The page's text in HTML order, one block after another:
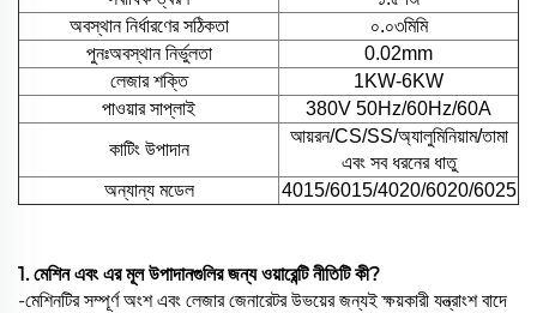
অবস্থান নির্ধারণের সঠিকতা
০.০৩মিমি
পুনঃঅবস্থান নির্ভুলতা
0.02mm
লেজার শক্তি
1KW-6KW
পাওয়ার সাপ্লাই
380V 50Hz/60Hz/60A
কাটিং উপাদান
আয়রন/CS/SS/অ্যালুমিনিয়াম/তামা
এবং সব ধরনের ধাতু
অন্যান্য মডেল
4015/6015/4020/6020/6025
1. মেশিন এবং এর মূল উপাদানগুলির জন্য ওয়ারেন্টি নীতিটি কী?
-মেশিনটির সম্পূর্ণ অংশ এবং লেজার জেনারেটর উভয়ের জন্যই ক্ষয়কারী যন্ত্রাংশ বাদে